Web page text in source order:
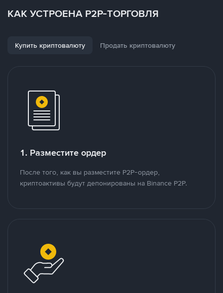
КАК УСТРОЕНА P2P-ТОРГОВЛЯ
Купить криптовалюту Продать криптовалюту
1. Разместите ордер
После того, как вы разместите P2P-ордер,
криптоактивы будут депонированы на Binance P2P.